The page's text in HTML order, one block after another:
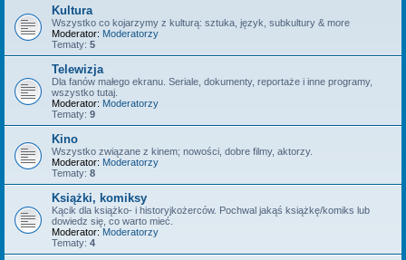
Kultura
Wszystko co kojarzymy z kulturą: sztuka, język, subkultury & more
Moderator: Moderatorzy
Tematy: 5
Telewizja
Dla fanów małego ekranu. Seriale, dokumenty, reportaże i inne programy,
wszystko tutaj.
Moderator: Moderatorzy
Tematy: 9
Kino
Wszystko związane z kinem; nowości, dobre filmy, aktorzy.
Moderator: Moderatorzy
Tematy: 8
Książki, komiksy
Kącik dla książko- i historyjkożerców. Pochwal jakąś książkę/komiks lub
dowiedz się, co warto mieć.
Moderator: Moderatorzy
Tematy: 4